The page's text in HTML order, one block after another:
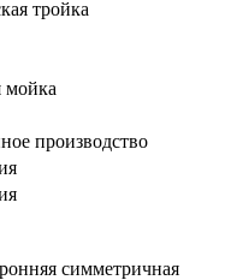
тройка
мойка
производство
симметричная